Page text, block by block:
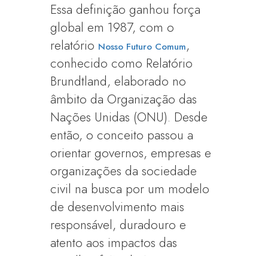
Essa definição ganhou força
global em 1987, com o
relatório Nosso Futuro Comum,
conhecido como Relatório
Brundtland, elaborado no
âmbito da Organização das
Nações Unidas (ONU). Desde
então, o conceito passou a
orientar governos, empresas e
organizações da sociedade
civil na busca por um modelo
de desenvolvimento mais
responsável, duradouro e
atento aos impactos das